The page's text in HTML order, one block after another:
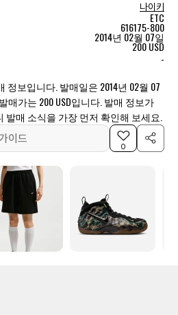
나이키
ETC
616175-800
2014년 02월 07일
200 USD
-
정보입니다. 발매일은 2014년 02월 07
매가는 200 USD입니다. 발매 정보가
매 소식을 가장 먼저 확인해 보세요.
이드
0